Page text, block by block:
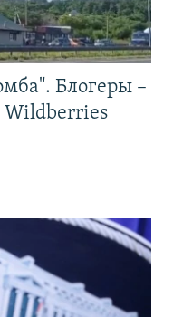
Блогеры –
Wildberries